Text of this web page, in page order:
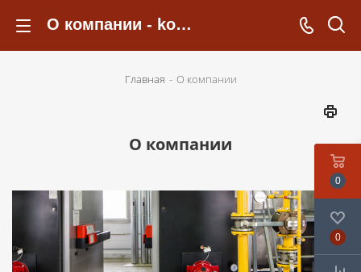
О компании - kotelsochi.ru
Главная - О компании
О компании
0
0